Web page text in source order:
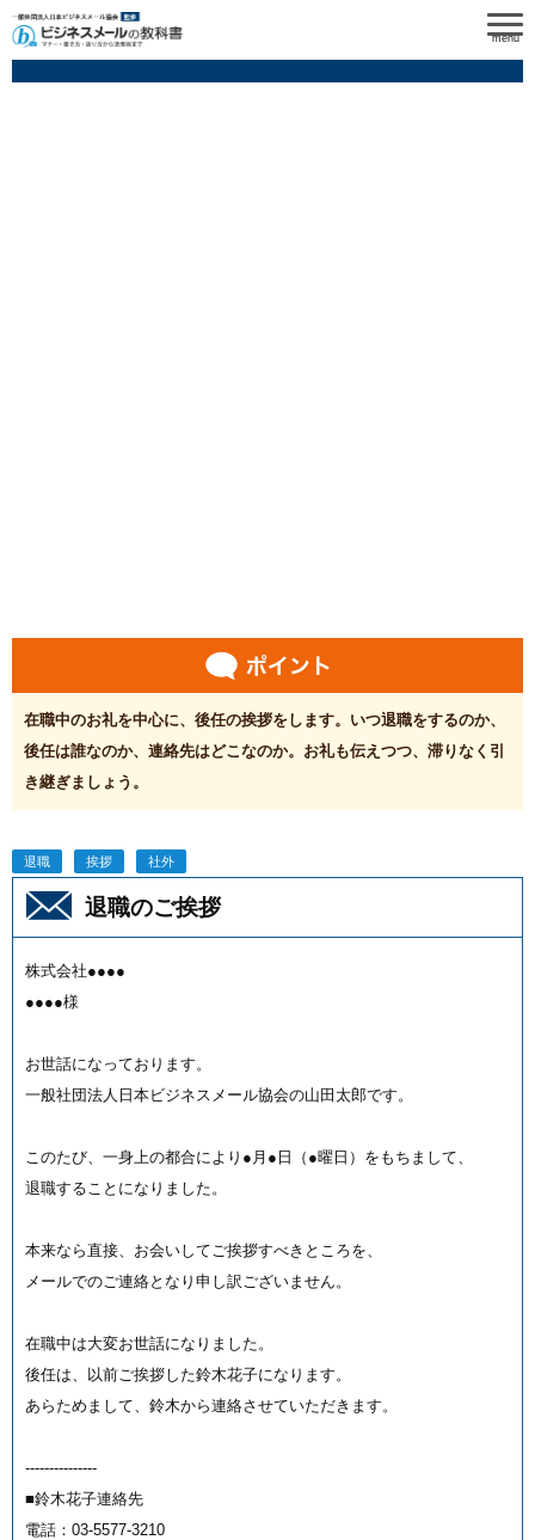
menu
退職の挨拶メールの文例（社外向け）
在職中のお礼を中心に、後任の挨拶をします。いつ退職をするのか、
後任は誰なのか、連絡先はどこなのか。お礼も伝えつつ、滞りなく引
き継ぎましょう。
退職 挨拶 社外
退職のご挨拶
株式会社●●●●
●●●●様
お世話になっております。
一般社団法人日本ビジネスメール協会の山田太郎です。
このたび、一身上の都合により●月●日（●曜日）をもちまして、
退職することになりました。
本来なら直接、お会いしてご挨拶すべきところを、
メールでのご連絡となり申し訳ございません。
在職中は大変お世話になりました。
後任は、以前ご挨拶した鈴木花子になります。
あらためまして、鈴木から連絡させていただきます。
---------------
■鈴木花子連絡先
電話：03-5577-3210